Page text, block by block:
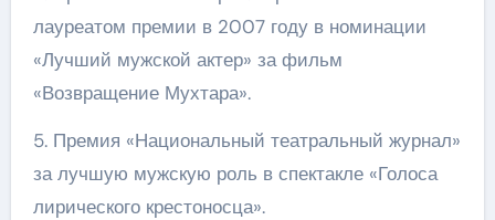
лауреатом премии в 2007 году в номинации
«Лучший мужской актер» за фильм
«Возвращение Мухтара».
5. Премия «Национальный театральный журнал»
за лучшую мужскую роль в спектакле «Голоса
лирического крестоносца».